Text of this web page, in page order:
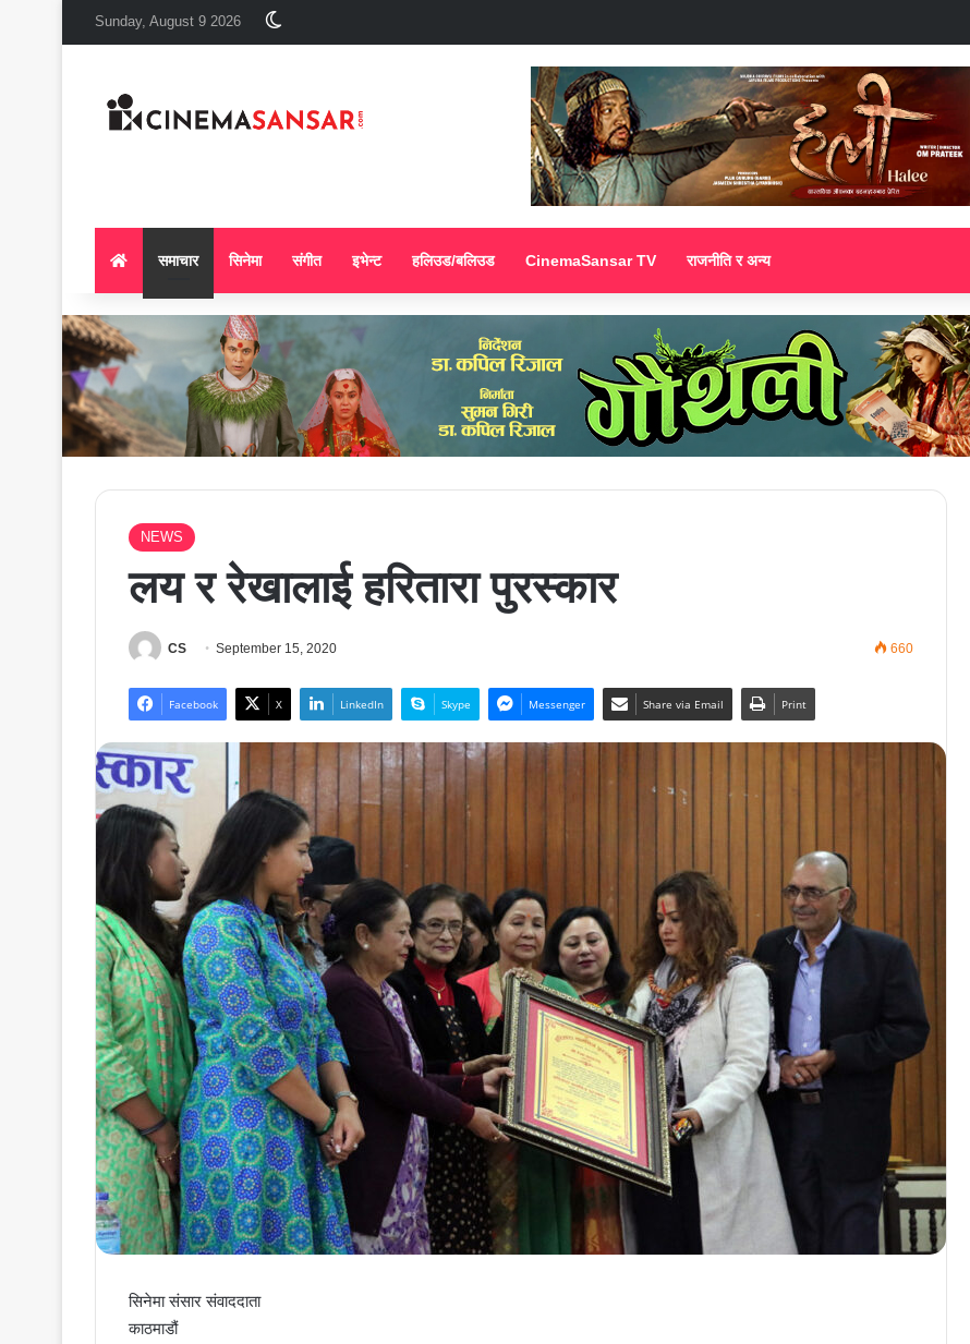
Sunday, August 9 2026
समाचार सिनेमा संगीत इभेन्ट हलिउड/बलिउड CinemaSansar TV राजनीति र अन्य
NEWS
लय र रेखालाई हरितारा पुरस्कार
CS September 15, 2020 660
Facebook X LinkedIn Skype Messenger Share via Email Print
सिनेमा संसार संवाददाता
काठमाडौं